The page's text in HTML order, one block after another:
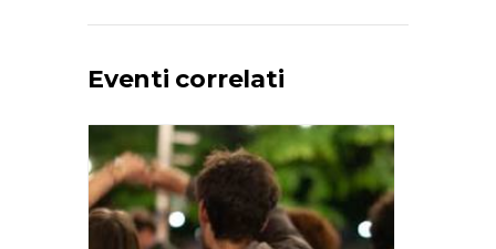
Eventi correlati